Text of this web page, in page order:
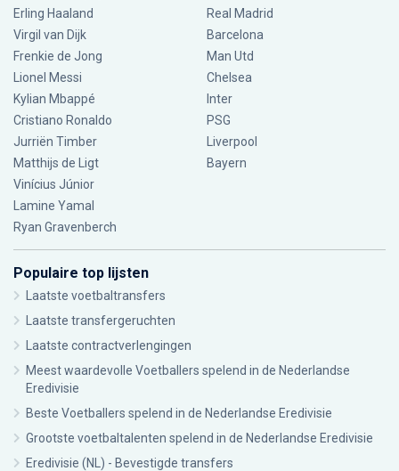
Erling Haaland
Virgil van Dijk
Frenkie de Jong
Lionel Messi
Kylian Mbappé
Cristiano Ronaldo
Jurriën Timber
Matthijs de Ligt
Vinícius Júnior
Lamine Yamal
Ryan Gravenberch
Real Madrid
Barcelona
Man Utd
Chelsea
Inter
PSG
Liverpool
Bayern
Populaire top lijsten
Laatste voetbaltransfers
Laatste transfergeruchten
Laatste contractverlengingen
Meest waardevolle Voetballers spelend in de Nederlandse
Eredivisie
Beste Voetballers spelend in de Nederlandse Eredivisie
Grootste voetbaltalenten spelend in de Nederlandse Eredivisie
Eredivisie (NL) - Bevestigde transfers